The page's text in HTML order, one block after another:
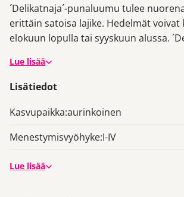
´Delikatnaja´-punaluumu tulee
erittäin satoisa lajike. Hedelmät voivat
elokuun lopulla tai syyskuun alussa.
suuria hedelmiä. Itsepölytteinen,
luumulajikkeen
Lue lisää
Lisätiedot
Kasvupaikka:aurinkoinen
Menestymisvyöhyke:I-IV
Lue lisää